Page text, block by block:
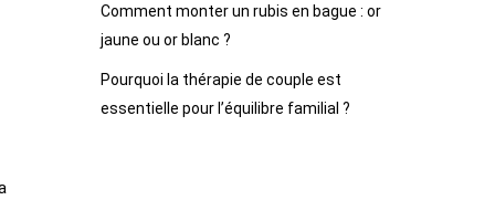
Comment monter un rubis en bague : or
jaune ou or blanc ?
Pourquoi la thérapie de couple est
essentielle pour l’équilibre familial ?